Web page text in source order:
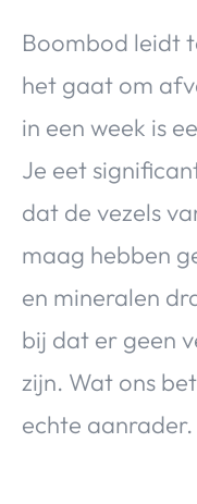
Boombod leidt
het gaat om
in een week is
Je eet
dat de vezels
maag hebben
en mineralen
bij dat er geen
zijn. Wat ons
echte aanrader.